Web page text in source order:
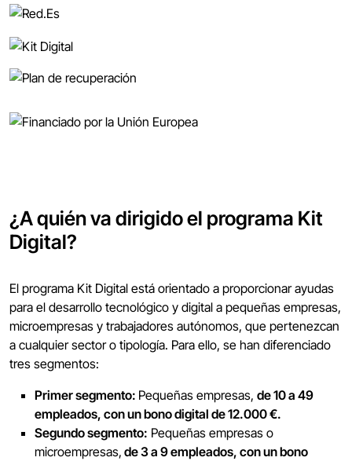
¿A quién va dirigido el programa Kit
Digital?
El programa Kit Digital está orientado a proporcionar ayudas
para el desarrollo tecnológico y digital a pequeñas empresas,
microempresas y trabajadores autónomos, que pertenezcan
a cualquier sector o tipología. Para ello, se han diferenciado
tres segmentos:
Primer segmento: Pequeñas empresas, de 10 a 49
empleados, con un bono digital de 12.000 €.
Segundo segmento: Pequeñas empresas o
microempresas, de 3 a 9 empleados, con un bono